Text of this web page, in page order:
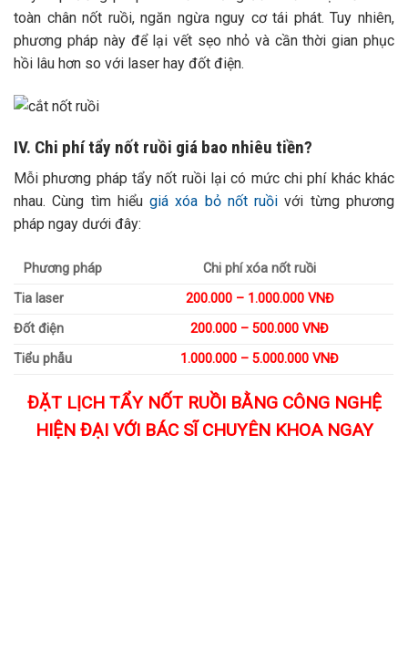
toàn chân nốt ruồi, ngăn ngừa nguy cơ tái phát. Tuy nhiên,
phương pháp này để lại vết sẹo nhỏ và cần thời gian phục
hồi lâu hơn so với laser hay đốt điện.
IV. Chi phí tẩy nốt ruồi giá bao nhiêu tiền?
Mỗi phương pháp tẩy nốt ruồi lại có mức chi phí khác khác
nhau. Cùng tìm hiểugiá xóa bỏ nốt ruồi với từng phương
pháp ngay dưới đây:
Phương pháp
Chi phí xóa nốt ruồi
Tia laser
200.000 – 1.000.000 VNĐ
Đốt điện
200.000 – 500.000 VNĐ
Tiểu phẫu
1.000.000 – 5.000.000 VNĐ
ĐẶT LỊCH TẨY NỐT RUỒI BẰNG CÔNG NGHỆ
HIỆN ĐẠI VỚI BÁC SĨ CHUYÊN KHOA NGAY